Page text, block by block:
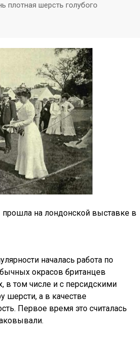
шерсть голубого
на лондонской выставке в
началась работа по
окрасов британцев
в том числе и с персидскими
шерсти, а в качестве
Первое время это считалась